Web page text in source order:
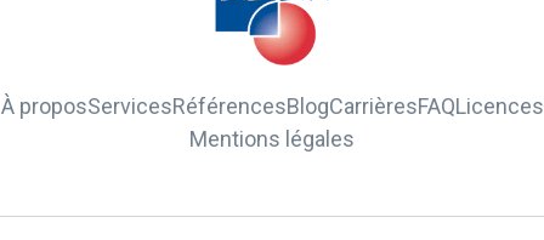
À proposServicesRéférencesBlogCarrièresFAQLicences
Mentions légales